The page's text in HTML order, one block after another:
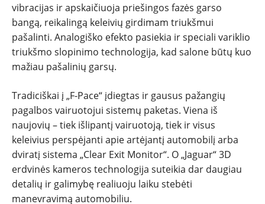
vibracijas ir apskaičiuoja priešingos fazės garso
bangą, reikalingą keleivių girdimam triukšmui
pašalinti. Analogiško efekto pasiekia ir speciali variklio
triukšmo slopinimo technologija, kad salone būtų kuo
mažiau pašalinių garsų.
Tradiciškai į „F-Pace“ įdiegtas ir gausus pažangių
pagalbos vairuotojui sistemų paketas. Viena iš
naujovių – tiek išlipantį vairuotoją, tiek ir visus
keleivius perspėjanti apie artėjantį automobilį arba
dviratį sistema „Clear Exit Monitor“. O „Jaguar“ 3D
erdvinės kameros technologija suteikia dar daugiau
detalių ir galimybę realiuoju laiku stebėti
manevravimą automobiliu.